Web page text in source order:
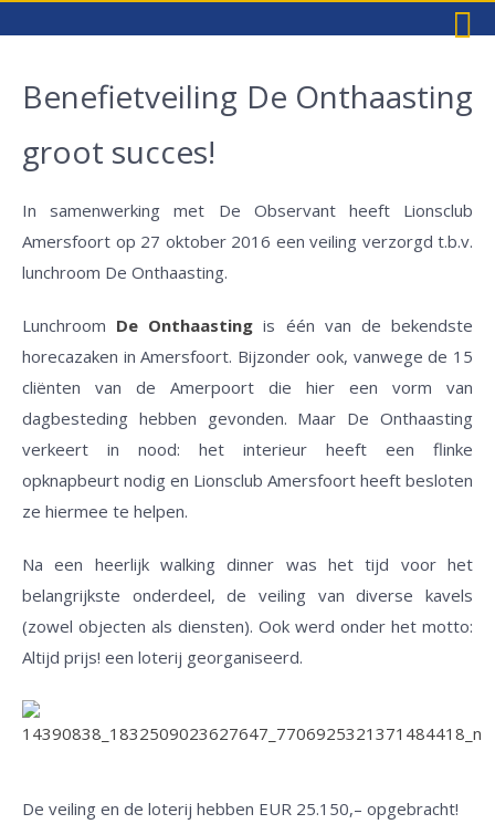
Benefietveiling De Onthaasting
groot succes!
In samenwerking met De Observant heeft Lionsclub
Amersfoort op 27 oktober 2016 een veiling verzorgd t.b.v.
lunchroom De Onthaasting.
Lunchroom De Onthaasting is één van de bekendste
horecazaken in Amersfoort. Bijzonder ook, vanwege de 15
cliënten van de Amerpoort die hier een vorm van
dagbesteding hebben gevonden. Maar De Onthaasting
verkeert in nood: het interieur heeft een flinke
opknapbeurt nodig en Lionsclub Amersfoort heeft besloten
ze hiermee te helpen.
Na een heerlijk walking dinner was het tijd voor het
belangrijkste onderdeel, de veiling van diverse kavels
(zowel objecten als diensten). Ook werd onder het motto:
Altijd prijs! een loterij georganiseerd.
De veiling en de loterij hebben EUR 25.150,– opgebracht!